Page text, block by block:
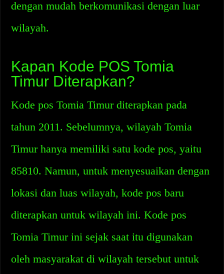
dengan mudah berkomunikasi dengan luar
wilayah.
Kapan Kode POS Tomia
Timur Diterapkan?
Kode pos Tomia Timur diterapkan pada
tahun 2011. Sebelumnya, wilayah Tomia
Timur hanya memiliki satu kode pos, yaitu
85810. Namun, untuk menyesuaikan dengan
lokasi dan luas wilayah, kode pos baru
diterapkan untuk wilayah ini. Kode pos
Tomia Timur ini sejak saat itu digunakan
oleh masyarakat di wilayah tersebut untuk